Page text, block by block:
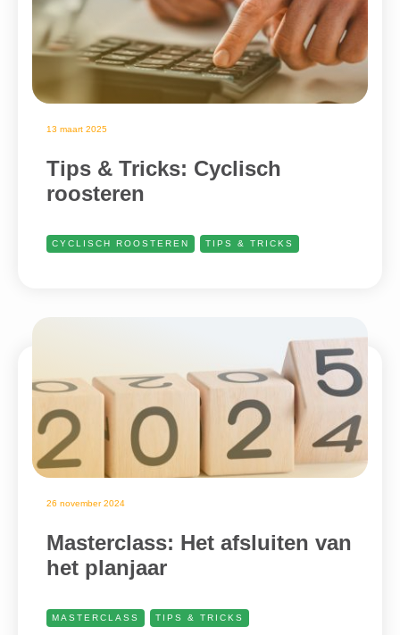
13 maart 2025
Tips & Tricks: Cyclisch
roosteren
CYCLISCH ROOSTEREN TIPS & TRICKS
26 november 2024
Masterclass: Het afsluiten van
het planjaar
MASTERCLASS TIPS & TRICKS